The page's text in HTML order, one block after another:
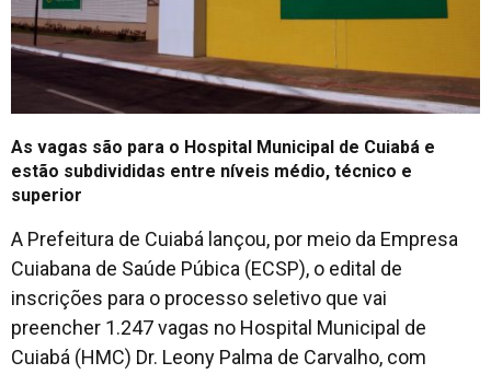
As vagas são para o Hospital Municipal de Cuiabá e
estão subdivididas entre níveis médio, técnico e
superior
A Prefeitura de Cuiabá lançou, por meio da Empresa
Cuiabana de Saúde Púbica (ECSP), o edital de
inscrições para o processo seletivo que vai
preencher 1.247 vagas no Hospital Municipal de
Cuiabá (HMC) Dr. Leony Palma de Carvalho, com